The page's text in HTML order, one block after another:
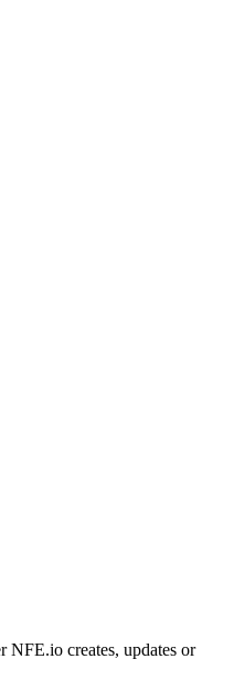
NFE.io creates, updates or